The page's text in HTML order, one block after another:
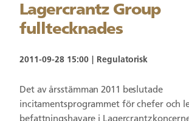
Lagercrantz Group
fulltecknades
2011-09-28 15:00 Regulatorisk
Det av årsstämman 2011 beslutade
incitamentsprogrammet för chefer och